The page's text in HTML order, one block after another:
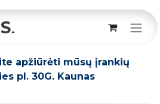
apžiūrėti mūsų įrankių
pl. 30G. Kaunas